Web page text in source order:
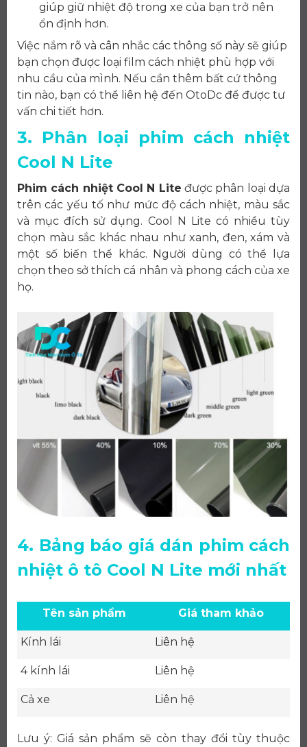
giúp giữ nhiệt độ trong xe của bạn trở nên
ổn định hơn.
Việc nắm rõ và cân nhắc các thông số này sẽ giúp
bạn chọn được loại film cách nhiệt phù hợp với
nhu cầu của mình. Nếu cần thêm bất cứ thông
tin nào, bạn có thể liên hệ đến OtoDc để được tư
vấn chi tiết hơn.
3. Phân loại phim cách nhiệt
Cool N Lite
Phim cách nhiệt Cool N Lite được phân loại dựa
trên các yếu tố như mức độ cách nhiệt, màu sắc
và mục đích sử dụng. Cool N Lite có nhiều tùy
chọn màu sắc khác nhau như xanh, đen, xám và
một số biến thể khác. Người dùng có thể lựa
chọn theo sở thích cá nhân và phong cách của xe
họ.
4. Bảng báo giá dán phim cách
nhiệt ô tô Cool N Lite mới nhất
Tên sản phẩm Giá tham khảo
Kính lái Liên hệ
4 kính lái Liên hệ
Cả xe Liên hệ
Lưu ý: Giá sản phẩm sẽ còn thay đổi tùy thuộc